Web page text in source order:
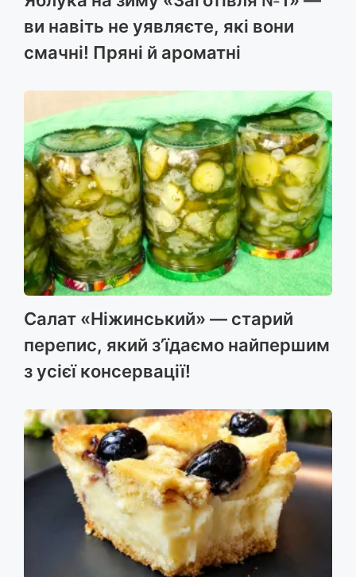
ви навіть не уявляєте, які вони
смачні! Пряні й ароматні
Салат «Ніжинський» — старий
перепис, який з’їдаємо найпершим
з усієї консервації!